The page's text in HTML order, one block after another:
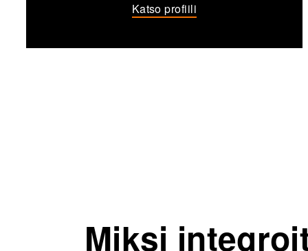
Katso profiili
Miksi